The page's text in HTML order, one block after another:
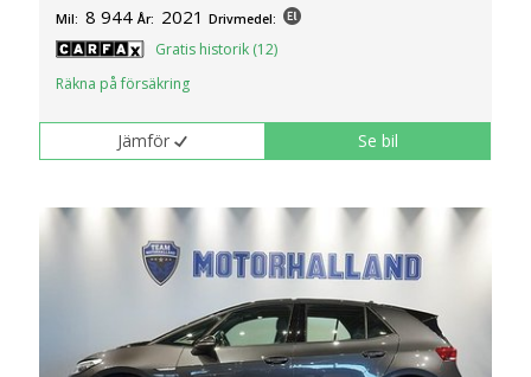
Mil: 8 944 År: 2021 Drivmedel:
Gratis historik (12)
Räkna på försäkring
Jämför Se bil